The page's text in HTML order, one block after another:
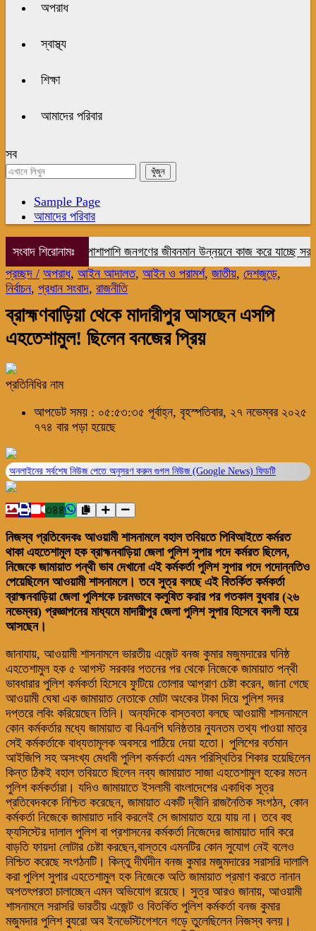
অপরাধ
স্বাস্থ্য
শিক্ষা
আমাদের পরিবার
সব
Sample Page
আমাদের পরিবার
সংবাদ শিরোনামঃ
রাষ্ট্র মেরামতের পাশাপাশি জনগণের জীবনমান উন্নয়নে কাজ করে যাচ্ছে সরকার-
প্রচ্ছদ / অপরাধ, আইন আদালত, আইন ও পরামর্শ, জাতীয়, দেশজুড়ে,
নির্বাচন, প্রধান সংবাদ, রাজনীতি
ব্রাহ্মণবাড়িয়া থেকে মাদারীপুর আসছেন এসপি
এহতেশামুল! ছিলেন বনজের প্রিয়
প্রতিনিধির নাম
আপডেট সময় : ০৫:৫৩:৩৫ পূর্বাহ্ন, বৃহস্পতিবার, ২৭ নভেম্বর ২০২৫
৭৭৪ বার পড়া হয়েছে
অনলাইনের সর্বশেষ নিউজ পেতে অনুসরণ করুন গুগল নিউজ (Google News) ফিডটি
৩৪৪
নিজস্ব প্রতিবেদকঃ আওয়ামী শাসনামলে বহাল তবিয়তে পিবিআইতে কর্মরত
থাকা এহতেশামুল হক ব্রাহ্মনবাড়িয়া জেলা পুলিশ সুপার পদে কর্মরত ছিলেন,
নিজেকে জামায়াত পন্থী ভাব দেখানো এই কর্মকর্তা পুলিশ সুপার পদে পদোন্নতিও
পেয়েছিলেন আওয়ামী শাসনামলে। তবে সুত্র বলছে এই বিতর্কিত কর্মকর্তা
ব্রাহ্মনবাড়িয়া জেলা পুলিশকে চরমভাবে কলুষিত করার পর গতকাল বুধবার (২৬
নভেম্বর) প্রজ্ঞাপনের মাধ্যমে মাদারীপুর জেলা পুলিশ সুপার হিসেবে বদলী হয়ে
আসছেন।
জানাযায়, আওয়ামী শাসনামলে ভারতীয় এজেন্ট বনজ কুমার মজুমদারের ঘনিষ্ঠ
এহতেশামুল হক ৫ আগস্ট সরকার পতনের পর থেকে নিজেকে জামায়াত পন্থী
ভাবধারার পুলিশ কর্মকর্তা হিসেবে ফুটিয়ে তোলার আপ্রাণ চেষ্টা করেন, জানা গেছে
আওয়ামী ঘেষা এক জামায়াত নেতাকে মোটা অংকের টাকা দিয়ে পুলিশ সদর
দপ্তরে লবিং করিয়েছেন তিনি। অন্যদিকে বাস্তবতা বলছে আওয়ামী শাসনামলে
কোন কর্মকর্তার মধ্যে জামায়াত বা বিএনপি ঘনিষ্ঠতার ন্যুনতম তথ্য পাওয়া মাত্র
সেই কর্মকর্তাকে বাধ্যতামূলক অবসরে পাঠিয়ে দেয়া হতো। পুলিশের বর্তমান
আইজিপি সহ অসংখ্য মেধাবী পুলিশ কর্মকর্তা এমন পরিস্থিতির শিকার হয়েছিলেন
কিন্ত ঠিকই বহাল তবিয়তে ছিলেন নব্য জামায়াত সাজা এহতেশামুল হকের মতন
পুলিশ কর্মকর্তারা। যদিও জামায়াতে ইসলামী বাংলাদেশের একাধিক সূত্র
প্রতিবেদককে নিশ্চিত করেছেন, জামায়াত একটি দ্বীনি রাজনৈতিক সংগঠন, কোন
কর্মকর্তা নিজেকে জামায়াত দাবি করলেই সে জামায়াত হয়ে যায় না। তবে বহু
ফ্যসিস্টের দালাল পুলিশ বা প্রশাসনের কর্মকর্তা নিজেদের জামায়াত দাবি করে
বাড়তি ফায়দা লোটার চেষ্টা করছেন,বাস্তবে এমনটির কোন সুযোগ নেই বলেও
নিশ্চিত করেছে সংগঠনটি। কিন্তু দীর্ঘদীন বনজ কুমার মজুমদারের সরাসরি দালালি
করা পুলিশ সুপার এহতেশামুল হক নিজেকে অতি জামায়াত প্রমাণ করতে নানান
অপতৎপরতা চালাচ্ছেন এমন অভিযোগ রয়েছে। সুত্র আরও জানায়, আওয়ামী
শাসনামলে সরাসরি ভারতীয় এজেন্ট ও বিতর্কিত পুলিশ কর্মকর্তা বনজ কুমার
মজুমদার পুলিশ ব্যুরো অব ইনভেস্টিগেশনে গড়ে তুলেছিলেন নিজস্ব বলয়।